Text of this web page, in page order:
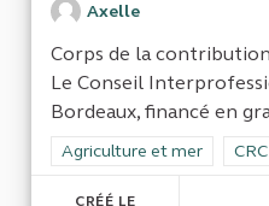
Axelle
Corps de la contribution
Le Conseil
Bordeaux, financé en
Filtrer les résultats de la
Agriculture et mer
CRÉÉ LE